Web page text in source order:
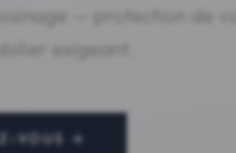
— protection de
exigeant.
VOUS →